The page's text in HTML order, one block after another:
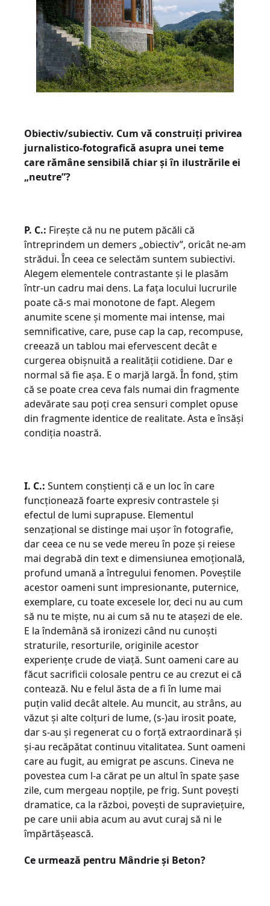
Obiectiv/subiectiv. Cum vă construiți privirea
jurnalistico-fotografică asupra unei teme
care rămâne sensibilă chiar și în ilustrările ei
„neutre”?
P. C.: Firește că nu ne putem păcăli că
întreprindem un demers „obiectiv”, oricât ne-am
strădui. În ceea ce selectăm suntem subiectivi.
Alegem elementele contrastante și le plasăm
într-un cadru mai dens. La fața locului lucrurile
poate că-s mai monotone de fapt. Alegem
anumite scene și momente mai intense, mai
semnificative, care, puse cap la cap, recompuse,
creează un tablou mai efervescent decât e
curgerea obișnuită a realității cotidiene. Dar e
normal să fie așa. E o marjă largă. În fond, știm
că se poate crea ceva fals numai din fragmente
adevărate sau poți crea sensuri complet opuse
din fragmente identice de realitate. Asta e însăși
condiția noastră.
I. C.: Suntem conștienți că e un loc în care
funcționează foarte expresiv contrastele și
efectul de lumi suprapuse. Elementul
senzațional se distinge mai ușor în fotografie,
dar ceea ce nu se vede mereu în poze și reiese
mai degrabă din text e dimensiunea emoțională,
profund umană a întregului fenomen. Poveștile
acestor oameni sunt impresionante, puternice,
exemplare, cu toate excesele lor, deci nu au cum
să nu te miște, nu ai cum să nu te atașezi de ele.
E la îndemână să ironizezi când nu cunoști
straturile, resorturile, originile acestor
experiențe crude de viață. Sunt oameni care au
făcut sacrificii colosale pentru ce au crezut ei că
contează. Nu e felul ăsta de a fi în lume mai
puțin valid decât altele. Au muncit, au strâns, au
văzut și alte colțuri de lume, (s-)au irosit poate,
dar s-au și regenerat cu o forță extraordinară și
și-au recăpătat continuu vitalitatea. Sunt oameni
care au fugit, au emigrat pe ascuns. Cineva ne
povestea cum l-a cărat pe un altul în spate șase
zile, cum mergeau nopțile, pe frig. Sunt povești
dramatice, ca la război, povești de supraviețuire,
pe care unii abia acum au avut curaj să ni le
împărtășească.
Ce urmează pentru Mândrie și Beton?